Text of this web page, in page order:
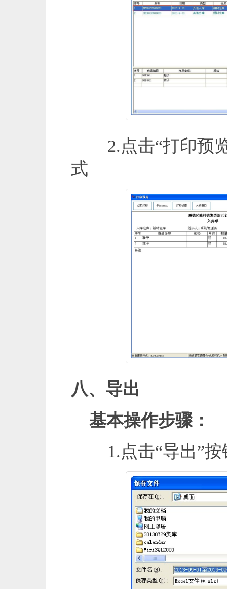
2.点击“打印预览
式
八、导出
基本操作步骤：
1.点击“导出”按